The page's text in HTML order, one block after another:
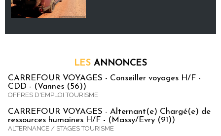
LES ANNONCES
CARREFOUR VOYAGES - Conseiller voyages H/F -
CDD - (Vannes (56))
OFFRES D'EMPLOI TOURISME
CARREFOUR VOYAGES - Alternant(e) Chargé(e) de
ressources humaines H/F - (Massy/Evry (91))
ALTERNANCE / STAGES TOURISME